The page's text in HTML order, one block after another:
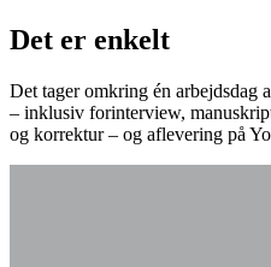
Det er enkelt
Det tager omkring én arbejdsdag
– inklusiv forinterview,
og korrektur – og aflevering på